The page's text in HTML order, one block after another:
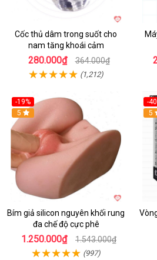
Cốc thủ dâm trong suốt cho
nam tăng khoái cảm
280.000₫ 364.000₫
(1,212)
-19%
Hot
5
Bím giả silicon nguyên khối rung
đa chế độ cực phê
1.250.000₫ 1.543.000₫
(997)
-
5